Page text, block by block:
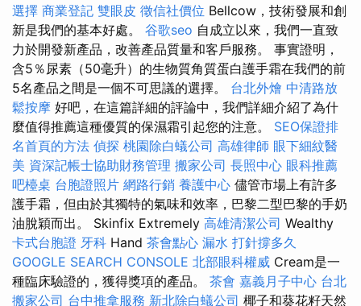
選擇 商業登記 雙眼皮 徵信社價位 Bellcow，技術發展和創
新是我們的基本好處。 谷歌seo 自成立以來，我們一直致
力於開發新產品，改善產品質量和客戶服務。 事實證明，
含5％尿素（50毫升）的生物質角質蛋白護手霜在我們的前
5名產品之間是一個不可思議的選擇。 台北外燴 中清路放
鬆按摩 好吧，在這篇詳細的評論中，我們詳細介紹了為什
麼值得推薦這種優質的保濕霜引起您的注意。 SEO保證排
名首頁的方法 偵探 桃園除白蟻公司 高雄律師 眼下細紋醫
美 資深記帳士協助財務管理 搬家公司 長照中心 眼科推薦
吧檯桌 台胞證照片 網路行銷 養護中心 儘管市場上有許多
護手霜，但由於其獨特的氣味和效率，巴黎二型巴黎的手奶
油脫穎而出。 Skinfix Extremely 高雄清潔公司 Wealthy
卡式台胞證 牙科 Hand 茶會點心 漏水 打針撐多久
GOOGLE SEARCH CONSOLE 北部眼科權威 Cream是一
種臨床驗證的，獲得獎項的產品。 茶會 嘉義月子中心 台北
搬家公司 台中推拿服務 新北除白蟻公司 椰子和葵花籽天然